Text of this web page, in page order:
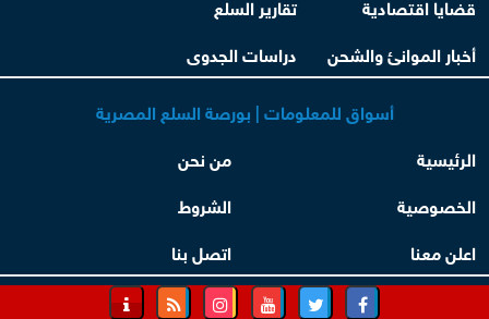
قضايا اقتصادية
تقارير السلع
أخبار الموانئ والشحن
دراسات الجدوى
أسواق للمعلومات | بورصة السلع المصرية
الرئيسية
من نحن
الخصوصية
الشروط
اعلن معنا
اتصل بنا